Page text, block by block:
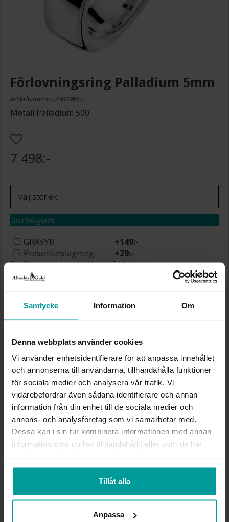
Samtycke Information Om
Denna webbplats använder cookies
Vi använder enhetsidentifierare för att anpassa innehållet
och annonserna till användarna, tillhandahålla funktioner
för sociala medier och analysera vår trafik. Vi
vidarebefordrar även sådana identifierare och annan
information från din enhet till de sociala medier och
annons- och analysföretag som vi samarbetar med.
Dessa kan i sin tur kombinera informationen med annan
information som du har tillhandahållit eller som de har
Tillåt alla
Anpassa
Förlovningsring Palladium 5mm
Artikelnummer: 20029657
Metall Palladium 500
7 498:-
Storleksguide
GRAVYR +149:-
Presentinslagning
+29:-
Beställningsvara. Leveranstid max 15 arbetsdagar.
Se köpvillkor för beställningsvaror.
✅ Alltid grymma deals.
VARUKORGEN
Köpvillkor för beställningsvaror
Öppet köp, ångerrätt och bytesrätt gäller ej för
beställningsvaror, ringar från Albrekts by Schalins
samt graverade varor. Leveranstiden är 5-15
arbetsdagar för beställningsvaror. Läs mer om
ångerrätt och öppet köp i webbshoppenhär.
5.0
VARUMÄRKE
Schalins
Palladium